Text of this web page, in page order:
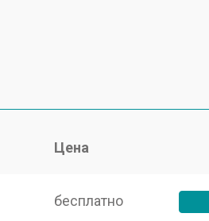
Цена
бесплатно